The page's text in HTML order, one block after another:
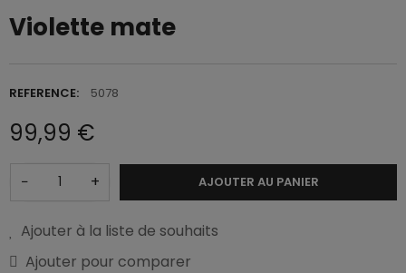
Violette mate
REFERENCE: 5078
99,99 €
− + AJOUTER AU PANIER
Ajouter à la liste de souhaits
Ajouter pour comparer